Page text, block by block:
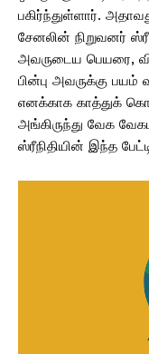
பகிர்ந்துள்ளார்.
சேனலின் நிறுவனர்
அவருடைய பெயரை,
பின்பு அவருக்கு
எனக்காக காத்துக்
அங்கிருந்து வேக
ஸ்ரீநிதியின் இந்த